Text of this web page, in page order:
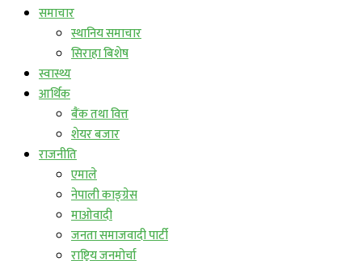
समाचार
स्थानिय समाचार
सिराहा बिशेष
स्वास्थ्य
आर्थिक
बैंक तथा वित्त
शेयर बजार
राजनीति
एमाले
नेपाली काङ्ग्रेस
माओवादी
जनता समाजवादी पार्टी
राष्ट्रिय जनमोर्चा